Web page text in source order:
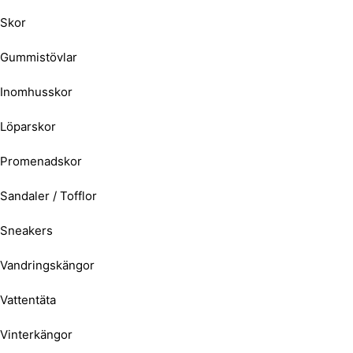
Skor
Gummistövlar
Inomhusskor
Löparskor
Promenadskor
Sandaler / Tofflor
Sneakers
Vandringskängor
Vattentäta
Vinterkängor